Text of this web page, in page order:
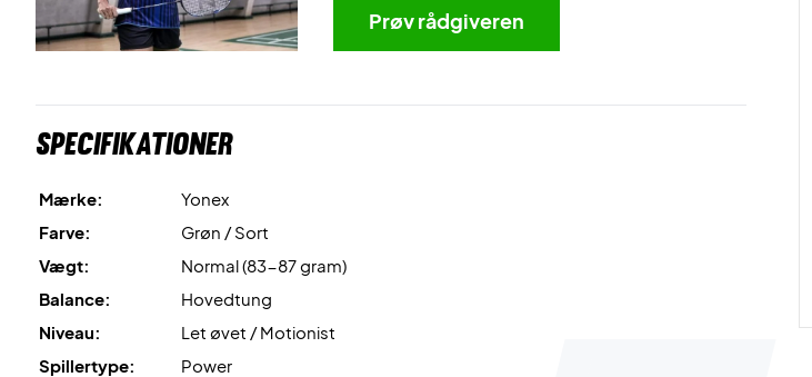
Prøv rådgiveren
Specifikationer
Mærke:
Yonex
Farve:
Grøn / Sort
Vægt:
Normal (83-87 gram)
Balance:
Hovedtung
Niveau:
Let øvet / Motionist
Spillertype:
Power